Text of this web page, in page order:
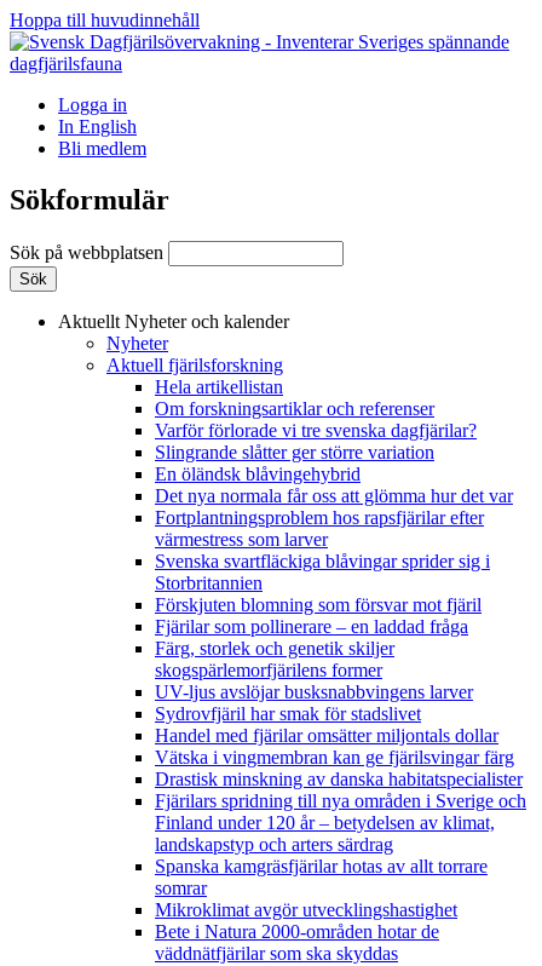
Hoppa till huvudinnehåll
Logga in
In English
Bli medlem
Sökformulär
Sök på webbplatsen
Aktuellt Nyheter och kalender
Nyheter
Aktuell fjärilsforskning
Hela artikellistan
Om forskningsartiklar och referenser
Varför förlorade vi tre svenska dagfjärilar?
Slingrande slåtter ger större variation
En öländsk blåvingehybrid
Det nya normala får oss att glömma hur det var
Fortplantningsproblem hos rapsfjärilar efter
värmestress som larver
Svenska svartfläckiga blåvingar sprider sig i
Storbritannien
Förskjuten blomning som försvar mot fjäril
Fjärilar som pollinerare – en laddad fråga
Färg, storlek och genetik skiljer
skogspärlemorfjärilens former
UV-ljus avslöjar busksnabbvingens larver
Sydrovfjäril har smak för stadslivet
Handel med fjärilar omsätter miljontals dollar
Vätska i vingmembran kan ge fjärilsvingar färg
Drastisk minskning av danska habitatspecialister
Fjärilars spridning till nya områden i Sverige och
Finland under 120 år– betydelsen av klimat,
landskapstyp och arters särdrag
Spanska kamgräsfjärilar hotas av allt torrare
somrar
Mikroklimat avgör utvecklingshastighet
Bete i Natura 2000-områden hotar de
väddnätfjärilar som ska skyddas